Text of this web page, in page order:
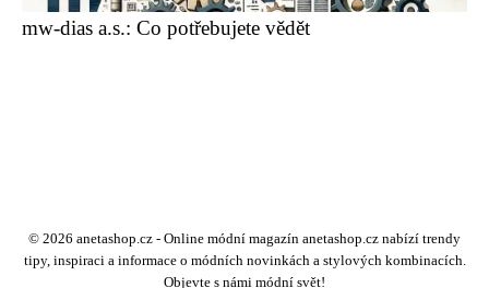
mw-dias a.s.: Co potřebujete vědět
© 2026 anetashop.cz - Online módní magazín anetashop.cz nabízí trendy
tipy, inspiraci a informace o módních novinkách a stylových kombinacích.
Objevte s námi módní svět!